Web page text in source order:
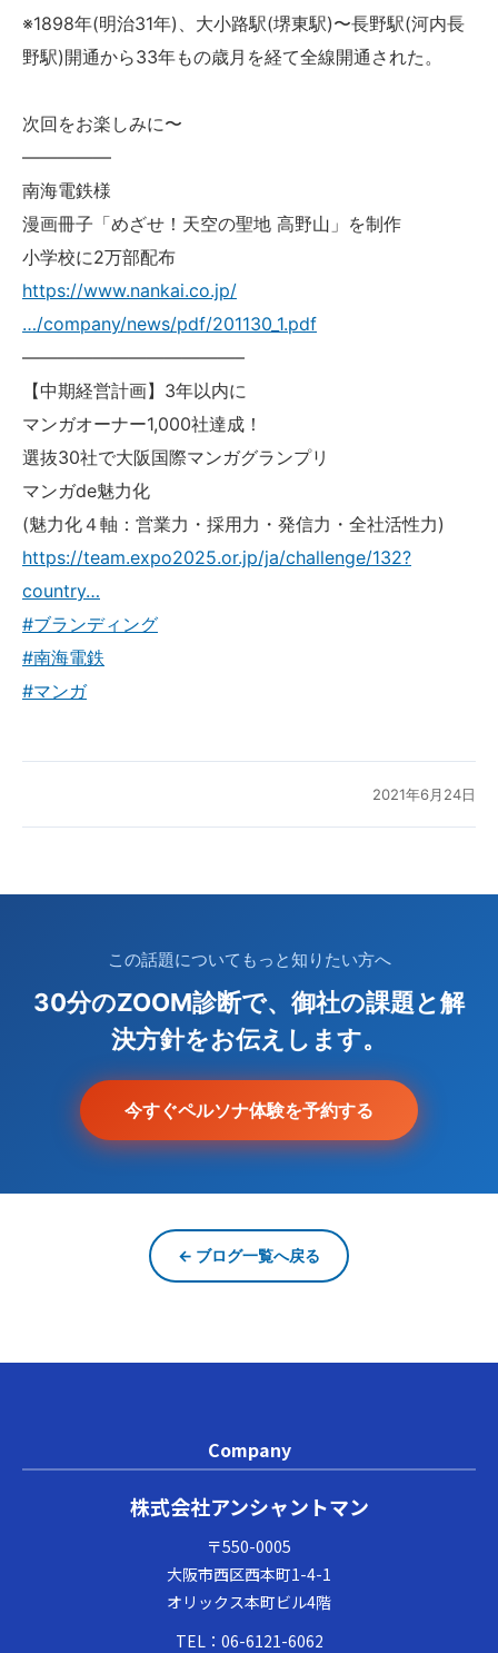
※1898年(明治31年)、大小路駅(堺東駅)〜長野駅(河内長
野駅)開通から33年もの歳月を経て全線開通された。
次回をお楽しみに〜
—————
南海電鉄様
漫画冊子「めざせ！天空の聖地 高野山」を制作
小学校に2万部配布
https://www.nankai.co.jp/
…/company/news/pdf/201130_1.pdf
————————————–
【中期経営計画】3年以内に
マンガオーナー1,000社達成！
選抜30社で大阪国際マンガグランプリ
マンガde魅力化
(魅力化４軸：営業力・採用力・発信力・全社活性力)
https://team.expo2025.or.jp/ja/challenge/132?
country…
#ブランディング
#南海電鉄
#マンガ
2021年6月24日
この話題についてもっと知りたい方へ
30分のZOOM診断で、御社の課題と解
決方針をお伝えします。
今すぐペルソナ体験を予約する
← ブログ一覧へ戻る
Company
株式会社アンシャントマン
〒550-0005
大阪市西区西本町1-4-1
オリックス本町ビル4階
TEL： 06-6121-6062